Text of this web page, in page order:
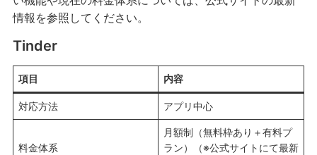
情報を参照してください。
Tinder
項目 内容
対応方法 アプリ中心
料金体系
月額制（無料枠あり＋有料プ
ラン）（※公式サイトにて最新